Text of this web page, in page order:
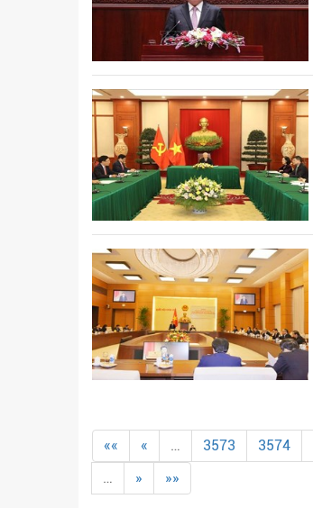
«« « … 3573 3574
…
» »»